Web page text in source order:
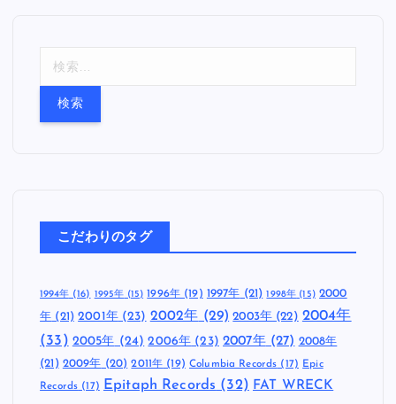
こだわりのタグ
1994年(16) 1995年 (15) 1996年(19) 1997年 (21) 1998年 (15) 2000
年 (21) 2001年(23) 2002年 (29) 2003年 (22) 2004年
(33) 2005年 (24) 2006年 (23) 2007年(27) 2008年
(21) 2009年 (20) 2011年 (19) Columbia Records (17) Epic
Records (17) Epitaph Records (32) FAT WRECK